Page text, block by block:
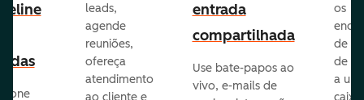
leads,
agende
reuniões,
ofereça
atendimento
entrada
compartilhada
Use bate-papos ao
vivo, e-mails de
os
de
de
a